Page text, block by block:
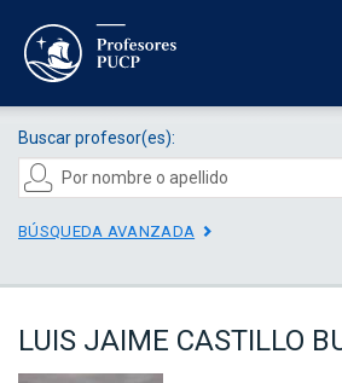
Buscar profesor(es):
BÚSQUEDA AVANZADA
LUIS JAIME CASTILLO